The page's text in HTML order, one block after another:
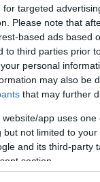
targeted
Please note that
based ads based
to third parties prior
personal
may also be
that may further
app uses
but not limited to
and its third-party
section.